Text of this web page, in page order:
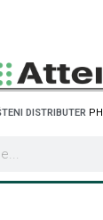
DISTRIBUTER PH